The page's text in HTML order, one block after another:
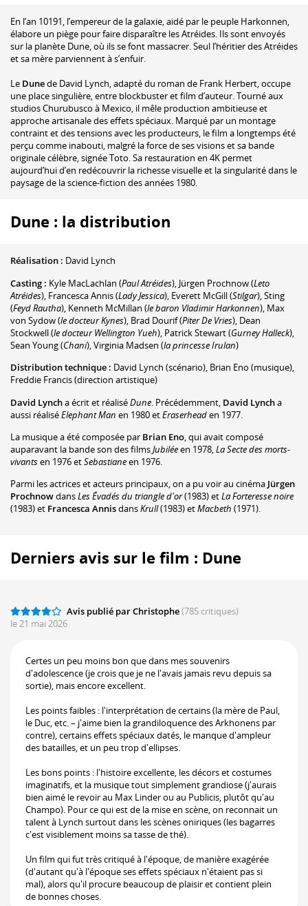
En l’an 10191, l’empereur de la galaxie, aidé par le peuple Harkonnen,
élabore un piège pour faire disparaître les Atréides. Ils sont envoyés
sur la planète Dune, où ils se font massacrer. Seul l’héritier des Atréides
et sa mère parviennent à s’enfuir.
Le Dunede David Lynch, adapté du roman de Frank Herbert, occupe
une place singulière, entre blockbuster et film d’auteur. Tourné aux
studios Churubusco à Mexico, il mêle production ambitieuse et
approche artisanale des effets spéciaux. Marqué par un montage
contraint et des tensions avec les producteurs, le film a longtemps été
perçu comme inabouti, malgré la force de ses visions et sa bande
originale célèbre, signée Toto. Sa restauration en 4K permet
aujourd’hui d’en redécouvrir la richesse visuelle et la singularité dans le
paysage de la science-fiction des années 1980.
Dune : la distribution
Réalisation : David Lynch
Casting : Kyle MacLachlan (Paul Atréides), Jürgen Prochnow(Leto
Atréides), Francesca Annis(Lady Jessica), Everett McGill(Stilgar),Sting
(Feyd Rautha), Kenneth McMillan (le baron Vladimir Harkonnen), Max
von Sydow(le docteur Kynes), Brad Dourif(Piter De Vries), Dean
Stockwell(le docteur Wellington Yueh), Patrick Stewart(Gurney Halleck),
Sean Young(Chani),Virginia Madsen (la princesse Irulan)
Distribution technique : David Lynch (scénario), Brian Eno (musique),
Freddie Francis(direction artistique)
David Lyncha écrit et réaliséDune . Précédemment, David Lyncha
aussi réaliséElephant Man en 1980 etEraserheaden 1977.
La musique a été composée par Brian Eno, qui avait composé
auparavant la bande son des filmsJubiléeen 1978,La Secte des morts-
vivantsen 1976 etSebastianeen 1976.
Parmi les actrices et acteurs principaux, on a pu voir au cinéma Jürgen
ProchnowdansLes Évadés du triangle d'or(1983) etLa Forteresse noire
(1983) et Francesca AnnisdansKrull(1983) etMacbeth (1971).
Derniers avis sur le film : Dune
Avis publié par Christophe(785 critiques)
le 21 mai 2026
Certes un peu moins bon que dans mes souvenirs
d'adolescence (je crois que je ne l'avais jamais revu depuis sa
sortie), mais encore excellent.
Les points faibles : l'interprétation de certains (la mère de Paul,
le Duc, etc. – j'aime bien la grandiloquence des Arkhonens par
contre), certains effets spéciaux datés, le manque d'ampleur
des batailles, et un peu trop d'ellipses.
Les bons points : l'histoire excellente, les décors et costumes
imaginatifs, et la musique tout simplement grandiose (j'aurais
bien aimé le revoir au Max Linder ou au Publicis, plutôt qu'au
Champo). Pour ce qui est de la mise en scène, on reconnait un
talent à Lynch surtout dans les scènes oniriques (les bagarres
c'est visiblement moins sa tasse de thé).
Un film qui fut très critiqué à l'époque, de manière exagérée
(d'autant qu'à l'époque ses effets spéciaux n'étaient pas si
mal), alors qu'il procure beaucoup de plaisir et contient plein
de bonnes choses.